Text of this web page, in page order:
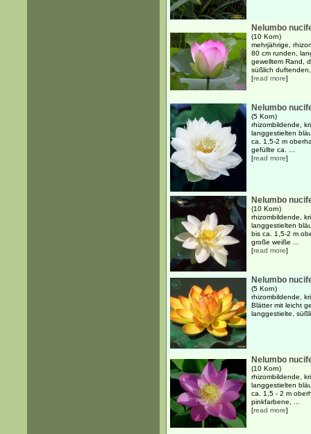
Nelumbo
(10 Korn)
mehrjährige,
80 cm runden,
gewelltem Rand,
süßlich
[read more]
Nelumbo
(5 Korn)
rhizombildende,
langgestielten
ca. 1,5-2 m
gefüllte ca. ...
[read more]
Nelumbo
(10 Korn)
rhizombildende,
langgestielten
bis ca. 1,5-2 m
große weiße ...
[read more]
Nelumbo
(5 Korn)
rhizombildende,
Blätter mit leicht
langgestielte,
Nelumbo
(10 Korn)
rhizombildende,
langgestielten
ca. 1,5 - 2 m
pinkfarbene, ...
[read more]